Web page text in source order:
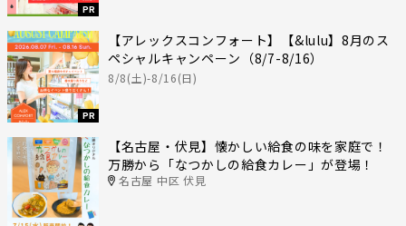
PR
PR
【アレックスコンフォート】【&lulu】8月のス
ペシャルキャンペーン（8/7-8/16）
8/8(土)-8/16(日)
【名古屋・伏見】懐かしい給食の味を家庭で！
万勝から「なつかしの給食カレー」が登場！
名古屋 中区 伏見